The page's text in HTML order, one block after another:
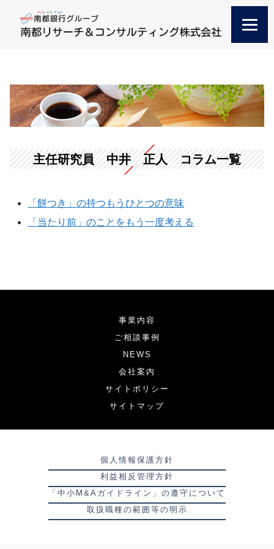
主任研究員 中井 正人 コラム一覧
「餅つき」の持つもうひとつの意味
「当たり前」のことをもう一度考える
事業内容
ご相談事例
NEWS
会社案内
サイトポリシー
サイトマップ
個人情報保護方針
利益相反管理方針
「中小M&Aガイドライン」の遵守について
取扱職種の範囲等の明示